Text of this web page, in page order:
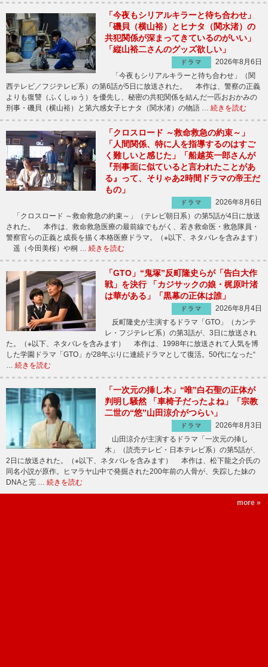
「今夜もシリアルキラーと待ち合わせ」
「磯貝（横山裕）とヒナタ（関水渚）の
共犯関係が深まってきているのがいい」
「縦山裕二さんのグッズ欲しい」
ドラマ
2026年8月6日
「今夜もシリアルキラーと待ち合わせ」（関
西テレビ／フジテレビ系）の第6話が5日に放送された。 本作は、警察の正義
よりも復讐（ふくしゅう）を優先し、秘密の共犯関係を結んだ一匹おおかみの
刑事・磯貝（横山裕）と第六感女子ヒナタ（関水渚）の物語 … 続きを読む
「クロスロード ～救命救急の約束～」
「人間関係、特に人を指導するのはすご
く難しいと感じた」「船越英一郎さんが
『刑事面に似ていると言われたことがあ
る』って、そりゃあ2時間ドラマの帝王だ
もの」
ドラマ
2026年8月6日
「クロスロード ～救命救急の約束～」（テレビ朝日系）の第5話が4日に放送
された。 本作は、救命救急医療の最前線でもがく、若き救命医・救急隊員・
警察官らの正義と成長を描く本格医療ドラマ。（※以下、ネタバレを含みます）
遥（今田美桜）や桐 … 続きを読む
「GTO」“鬼塚”反町隆史らが「告白大作
戦」を決行 「カジサックの娘・梶原叶渚
は華がある」「黒幕の正体は誰」
ドラマ
2026年8月4日
反町隆史が主演するドラマ「GTO」（カンテ
レ・フジテレビ系）の第3話が、3日に放送され
た。（※以下、ネタバレを含みます） 本作は、1998年に放送されて人気を博
した学園ドラマ「GTO」が28年ぶりに連続ドラマとして復活。50代になった“
続きを読む
「一次元の挿し木」“唯”白石聖の正体が
判明し騒然 「車椅子だったよね」「宗教
二世の“悠”山田涼介がつらい」
ドラマ
2026年8月3日
山田涼介が主演するドラマ「一次元の挿し
木」（読売テレビ・日本テレビ系）の第5話が、
2日に放送された。（※以下、ネタバレを含みます） 本作は、松下龍之介氏の
同名小説が原作。ヒマラヤ山中で発掘された200年前の人骨が、失踪した妹の
DNAと完 … 続きを読む
more »